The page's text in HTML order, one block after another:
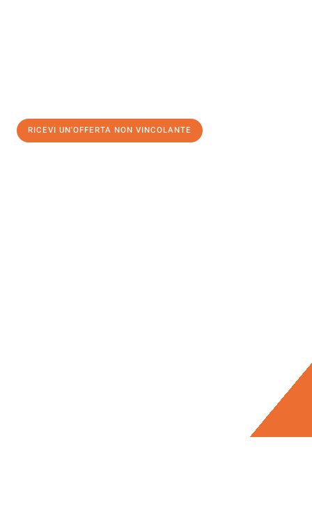
RICEVI UN'OFFERTA NON VINCOLANTE